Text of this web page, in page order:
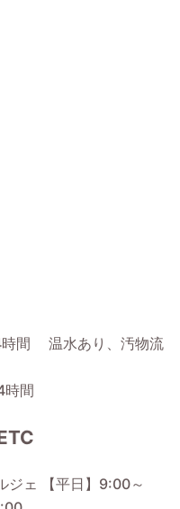
時間 温水あり、汚物流
間
ジェ 【平日】9:00～